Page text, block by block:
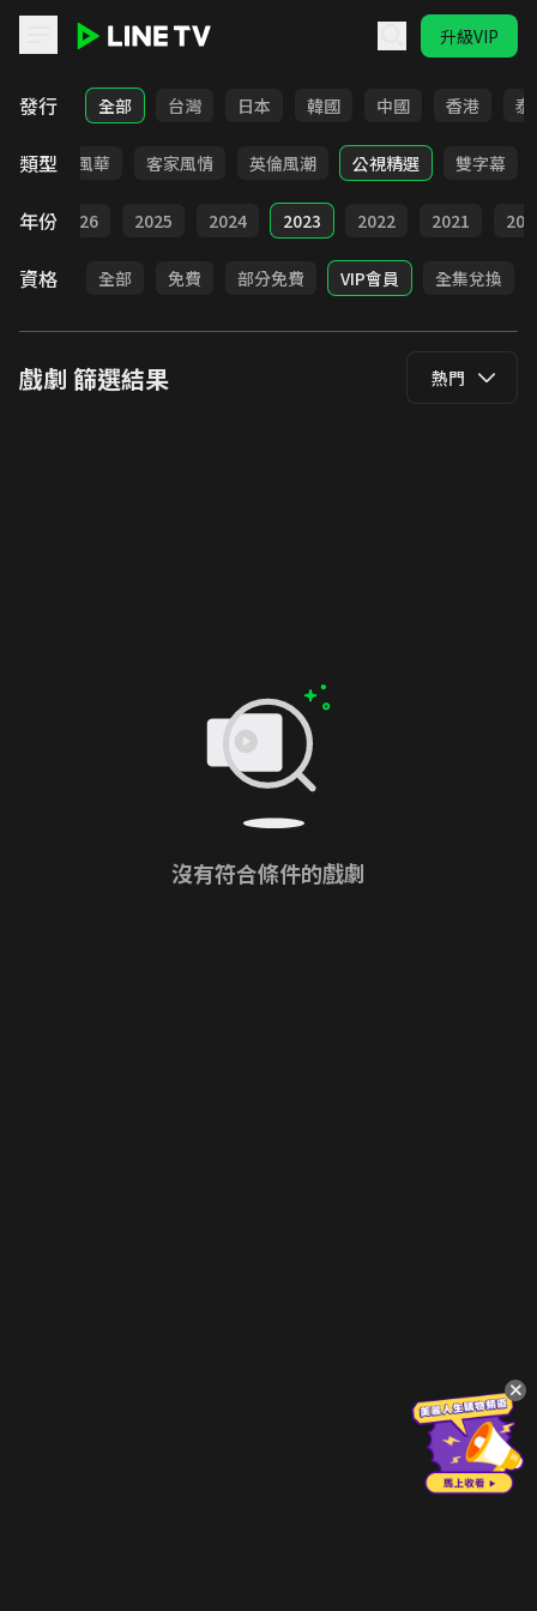
升級VIP
LINE TV - 戲劇
發行 全部 台灣 日本 韓國 中國 香港 泰
類型台語風華 客家風情 英倫風潮 公視精選 雙字幕
年份
部 2026 2025 2024 2023 2022 2021
資格 全部 免費 部分免費 VIP會員 全集兌換
戲劇 篩選結果 熱門
沒有符合條件的戲劇